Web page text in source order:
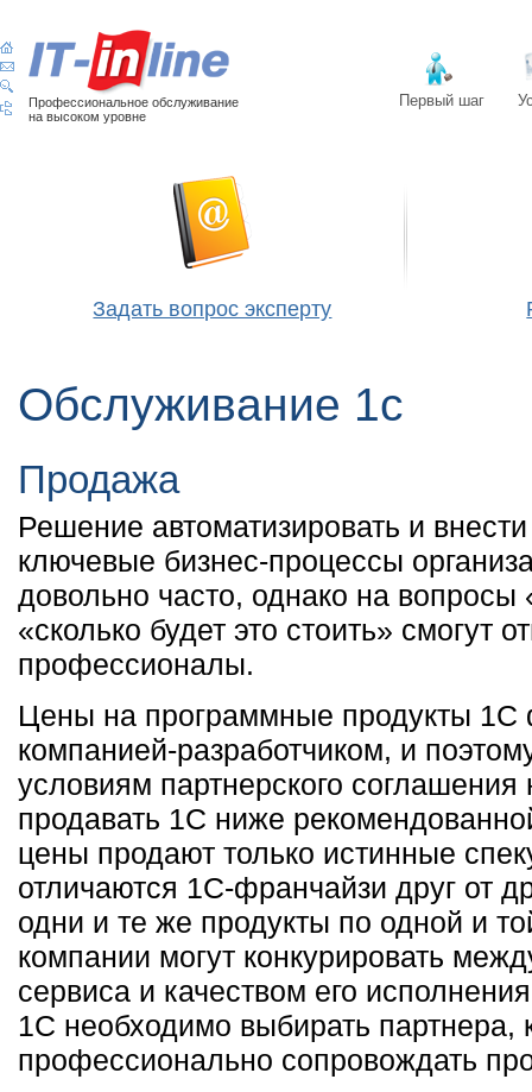
Профессиональное обслуживание
на высоком уровне
Первый шаг
Задать вопрос эксперту
Обслуживание 1с
Продажа
Решение автоматизировать и
ключевые бизнес-процессы
довольно часто, однако на вопросы
«сколько будет это стоить» смогут
профессионалы.
Цены на программные продукты 1С
компанией-разработчиком, и
условиям партнерского
продавать 1С ниже
цены продают только истинные
отличаются 1С-франчайзи друг от
одни и те же продукты по одной и
компании могут конкурировать
сервиса и качеством его
1С необходимо выбирать партнера,
профессионально сопровождать